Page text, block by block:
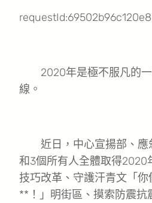
2020年是極不服凡的一
線。
近日，中心宣揚部、應急
和3個所有人全體取得2020
技巧改革、守護汗青文「
**！」明街區、摸索防震抗